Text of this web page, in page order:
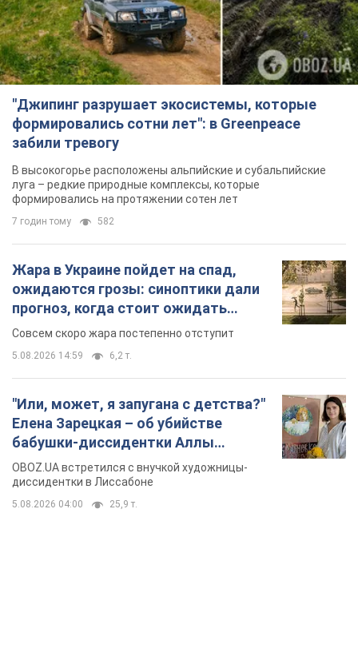
"Джипинг разрушает экосистемы, которые
формировались сотни лет": в Greenpeace
забили тревогу
В высокогорье расположены альпийские и субальпийские
луга – редкие природные комплексы, которые
формировались на протяжении сотен лет
7 годин тому 582
Жара в Украине пойдет на спад,
ожидаются грозы: синоптики дали
прогноз, когда стоит ожидать
изменения погоды
Совсем скоро жара постепенно отступит
5.08.2026 14:59 6,2 т.
"Или, может, я запугана с детства?"
Елена Зарецкая – об убийстве
бабушки-диссидентки Аллы
Горской, критике сына Стуса и
бегстве в Португалию с пятью
детьми
OBOZ.UA встретился с внучкой художницы-
диссидентки в Лиссабоне
5.08.2026 04:00 25,9 т.